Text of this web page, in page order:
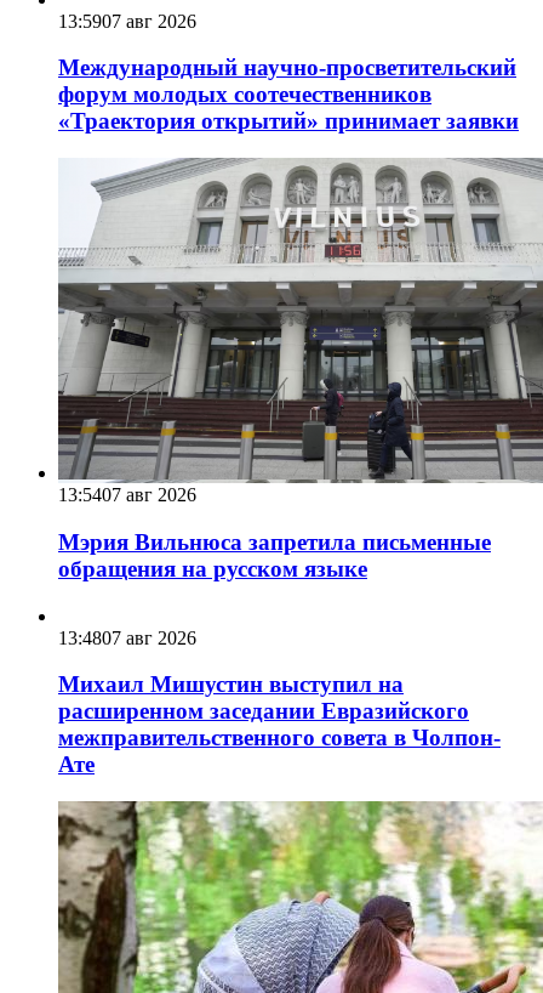
13:5907 авг 2026
Международный научно-просветительский
форум молодых соотечественников
«Траектория открытий» принимает заявки
13:5407 авг 2026
Мэрия Вильнюса запретила письменные
обращения на русском языке
13:4807 авг 2026
Михаил Мишустин выступил на
расширенном заседании Евразийского
межправительственного совета в Чолпон-
Ате